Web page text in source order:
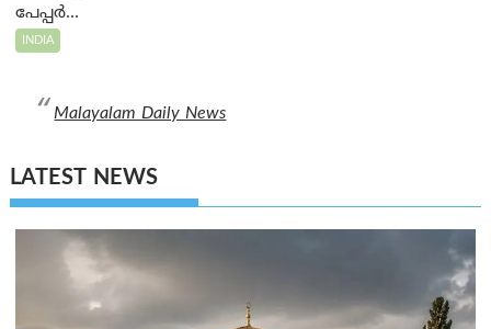
പേപ്പർ...
INDIA
Malayalam Daily News
LATEST NEWS